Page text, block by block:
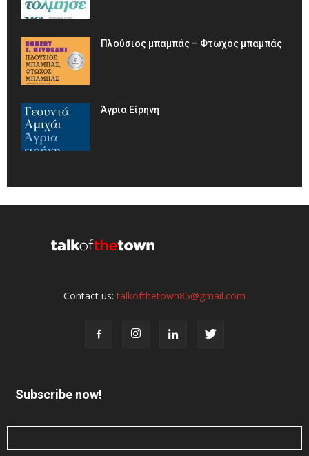
Πλούσιος μπαμπάς – Φτωχός μπαμπάς
Άγρια Είρηνη
Contact us:talkofthetown85@gmail.com
Subscribe now!